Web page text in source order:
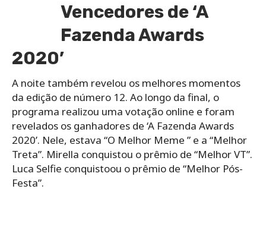
Vencedores de ‘A
Fazenda Awards
2020’
A noite também revelou os melhores momentos
da edição de número 12. Ao longo da final, o
programa realizou uma votação online e foram
revelados os ganhadores de ‘A Fazenda Awards
2020’. Nele, estava “O Melhor Meme ” e a “Melhor
Treta”. Mirella conquistou o prêmio de “Melhor VT”.
Luca Selfie conquistoou o prêmio de “Melhor Pós-
Festa”.